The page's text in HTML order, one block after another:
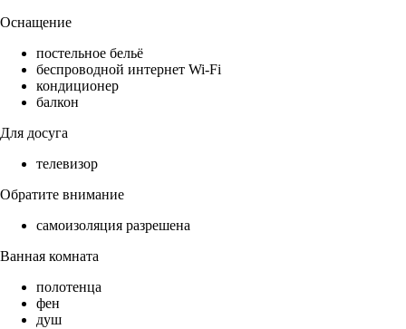
Оснащение
постельное бельё
беспроводной интернет Wi-Fi
кондиционер
балкон
Для досуга
телевизор
Обратите внимание
самоизоляция разрешена
Ванная комната
полотенца
фен
душ